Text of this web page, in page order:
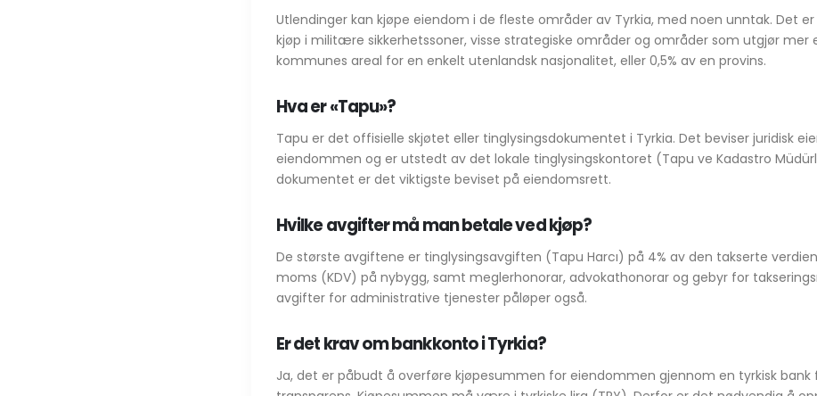
Utlendinger kan kjøpe eiendom i de fleste områder av Tyrkia, med noen unntak. Det er
kjøp i militære sikkerhetssoner, visse strategiske områder og områder som utgjør mer
kommunes areal for en enkelt utenlandsk nasjonalitet, eller 0,5% av en provins.
Hva er «Tapu»?
Tapu er det offisielle skjøtet eller tinglysingsdokumentet i Tyrkia. Det beviser juridisk
eiendommen og er utstedt av det lokale tinglysingskontoret (Tapu ve Kadastro
dokumentet er det viktigste beviset på eiendomsrett.
Hvilke avgifter må man betale ved kjøp?
De største avgiftene er tinglysingsavgiften (Tapu Harcı) på 4% av den takserte
moms (KDV) på nybygg, samt meglerhonorar, advokathonorar og gebyr for
avgifter for administrative tjenester påløper også.
Er det krav om bankkonto i Tyrkia?
Ja, det er påbudt å overføre kjøpesummen for eiendommen gjennom en tyrkisk bank